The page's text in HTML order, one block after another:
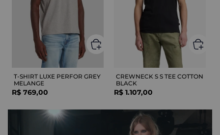
T-SHIRT LUXE PERFOR GREY
MELANGE
R$ 769,00
CREWNECK S S TEE COTTON
BLACK
R$ 1.107,00